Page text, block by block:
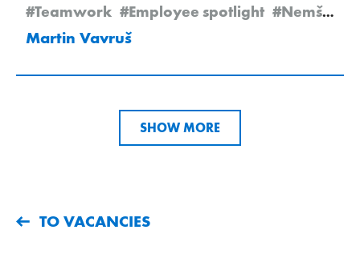
#Teamwork #Employee spotlight #Nemšová
Martin Vavruš
SHOW MORE
TO VACANCIES